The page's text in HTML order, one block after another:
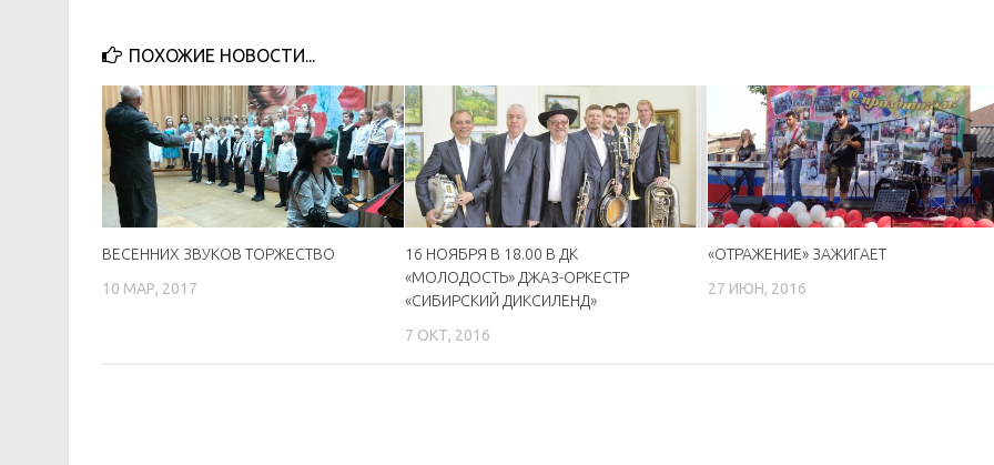
ПОХОЖИЕ НОВОСТИ...
ВЕСЕННИХ ЗВУКОВ ТОРЖЕСТВО
10 МАР, 2017
16 НОЯБРЯ В 18.00 В ДК
«МОЛОДОСТЬ» ДЖАЗ-ОРКЕСТР
«СИБИРСКИЙ ДИКСИЛЕНД»
7 ОКТ, 2016
«ОТРАЖЕНИЕ» ЗАЖИГАЕТ
27 ИЮН, 2016